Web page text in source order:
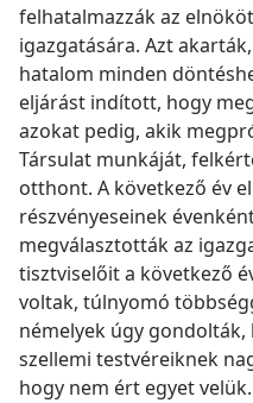
felhatalmazzák az
igazgatására. Azt
hatalom minden
eljárást indított, hogy
azokat pedig, akik
Társulat munkáját,
otthont. A következő év
részvényeseinek
megválasztották az
tisztviselőit a következő
voltak, túlnyomó
némelyek úgy
szellemi testvéreiknek
hogy nem ért egyet